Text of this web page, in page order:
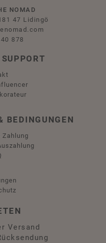
NOMAD
47 Lidingö
878
BEDINGUNGEN
Zahlung
Versand